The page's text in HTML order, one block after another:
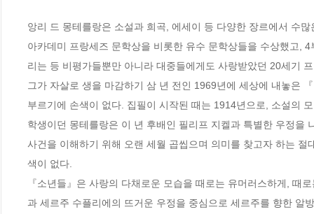
앙리 드 몽테를랑은 소설과 희곡, 에세이 등 다양한 장르에서 수
아카데미 프랑세즈 문학상을 비롯한 유수 문학상들을 수상했고,
리는 등 비평가들뿐만 아니라 대중들에게도 사랑받았던 20세기
그가 자살로 생을 마감하기 삼 년 전인 1969년에 세상에 내놓은
부르기에 손색이 없다. 집필이 시작된 때는 1914년으로, 소설의
학생이던 몽테를랑은 이 년 후배인 필리프 지켈과 특별한 우정을
사건을 이해하기 위해 오랜 세월 곱씹으며 의미를 찾고자 하는 절
색이 없다.
『소년들』은 사랑의 다채로운 모습을 때로는 유머러스하게, 때
과 세르주 수플리에의 뜨거운 우정을 중심으로 세르주를 향한 알